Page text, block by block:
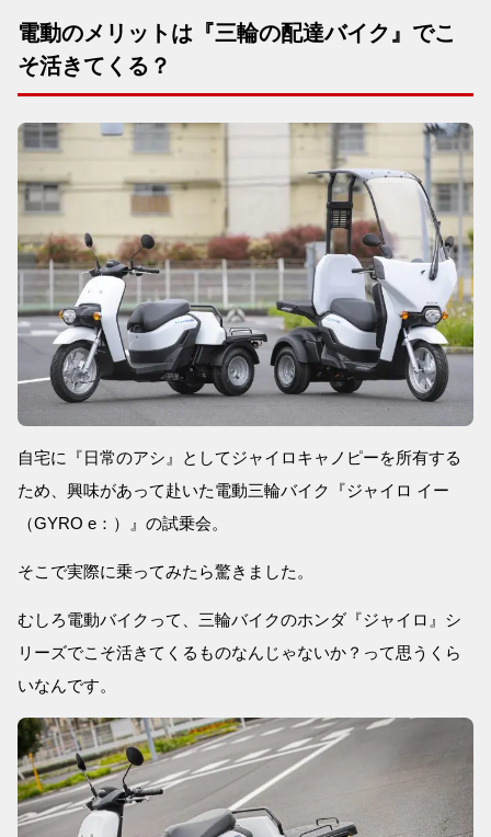
電動のメリットは『三輪の配達バイク』でこ
そ活きてくる？
自宅に『日常のアシ』としてジャイロキャノピーを所有する
ため、興味があって赴いた電動三輪バイク『ジャイロ イー
（GYRO e：）』の試乗会。
そこで実際に乗ってみたら驚きました。
むしろ電動バイクって、三輪バイクのホンダ『ジャイロ』シ
リーズでこそ活きてくるものなんじゃないか？って思うくら
いなんです。